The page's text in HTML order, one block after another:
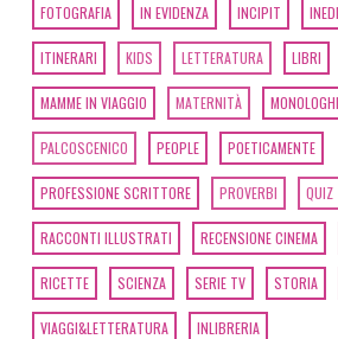
FOTOGRAFIA IN EVIDENZA INCIPIT
ITINERARI KIDS LETTERATURA LIBRI
MAMME IN VIAGGIO MATERNITÀ MONOLOGHI
PALCOSCENICO PEOPLE POETICAMENTE
PROFESSIONE SCRITTORE PROVERBI QUIZ
RACCONTI ILLUSTRATI RECENSIONE CINEMA
RICETTE SCIENZA SERIE TV STORIA
VIAGGI&LETTERATURA INLIBRERIA